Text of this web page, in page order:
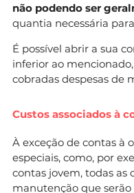
não podendo ser
quantia necessária
É possível abrir a sua
inferior ao
cobradas despesas de
Custos associados à
À exceção de contas à
especiais, como, por
contas jovem, todas as
manutenção que